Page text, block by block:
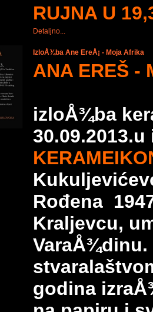
RUJNA U
Detaljno...
IzloÅ¾ba Ane EreÅ¡ - Moja Afrika
ANA EREŠ -
izloÅ¾ba
Rođena
Kraljevcu,
godina